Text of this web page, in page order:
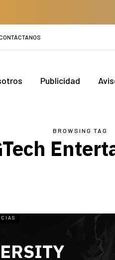
Publicidad
BROWSING TAG